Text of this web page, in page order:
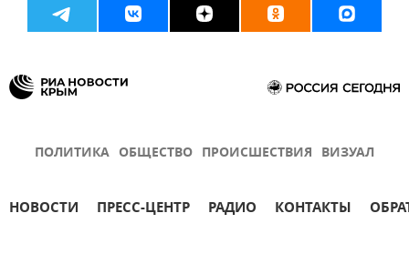
ПОЛИТИКА ОБЩЕСТВО ПРОИСШЕСТВИЯ ВИЗУАЛ
НОВОСТИ ПРЕСС-ЦЕНТР РАДИО КОНТАКТЫ